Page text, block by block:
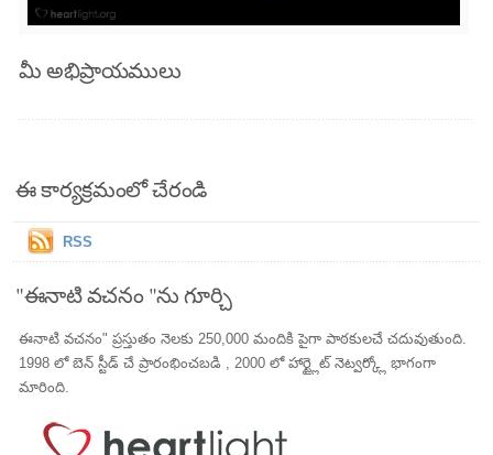
మీ అభిప్రాయములు
ఈ కార్యక్రమంలో చేరండి
RSS
"ఈనాటి వచనం "ను గూర్చి
ఈనాటి వచనం" ప్రస్తుతం నెలకు 250,000 మందికి పైగా పాఠకులచే చదువుతుంది.
1998 లో బెన్ స్టీడ్ చే ప్రారంభించబడి , 2000 లో హార్ట్లైట్ నెట్వర్క్లో భాగంగా
మారింది.